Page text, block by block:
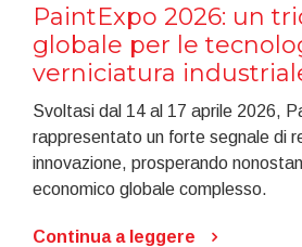
PaintExpo 2026: un
globale per le
verniciatura
Svoltasi dal 14 al 17 aprile 2026,
rappresentato un forte segnale di
innovazione, prosperando
economico globale complesso.
Continua a leggere